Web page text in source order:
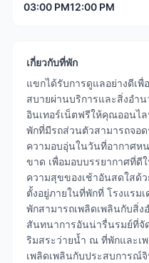
03:00 PM12:00 PM
เกี่ยวกับที่พัก
แขกได้รับการดูแลอย่างดีเ
สบายผ่านบริการและสิ่งอำ
อินเทอร์เน็ตฟรีให้คุณออนไล
พักที่มีรถส่วนตัวสามารถจอ
ความอบอุ่นในวันที่อากาศห
ขาด เพื่อมอบบรรยากาศที่ดี
ความสุขของเช้าอันสดใสด้
ตั้งอยู่ภายในที่พักที่ โรงแรม
พักสามารถเพลิดเพลินกับสิ่
สันทนาการอันน่ารื่นรมย์ที่จั
ริมสระว่ายน้ำ ณ ที่พักและเ
เพลิดเพลินกับประสบการณ์